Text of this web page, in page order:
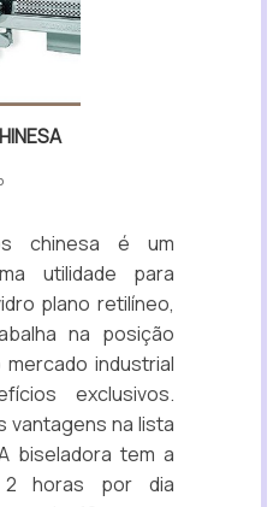
chinesa é um
utilidade para
plano retilíneo,
na posição
industrial
exclusivos.
vantagens na lista
biseladora tem a
2 horas por dia